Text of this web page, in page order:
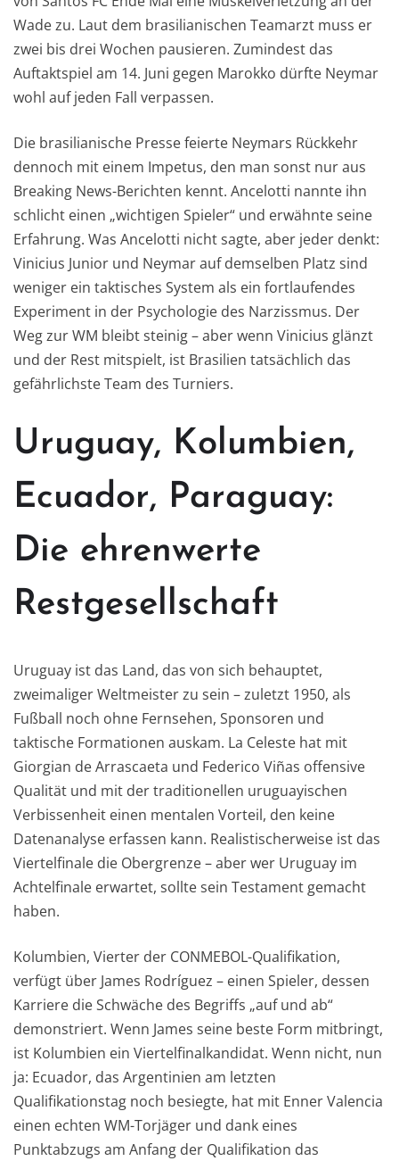
Wade zu. Laut dem brasilianischen Teamarzt muss er
zwei bis drei Wochen pausieren. Zumindest das
Auftaktspiel am 14. Juni gegen Marokko dürfte Neymar
wohl auf jeden Fall verpassen.
Die brasilianische Presse feierte Neymars Rückkehr
dennoch mit einem Impetus, den man sonst nur aus
Breaking News-Berichten kennt. Ancelotti nannte ihn
schlicht einen „wichtigen Spieler“ und erwähnte seine
Erfahrung. Was Ancelotti nicht sagte, aber jeder denkt:
Vinicius Junior und Neymar auf demselben Platz sind
weniger ein taktisches System als ein fortlaufendes
Experiment in der Psychologie des Narzissmus. Der
Weg zur WM bleibt steinig – aber wenn Vinicius glänzt
und der Rest mitspielt, ist Brasilien tatsächlich das
gefährlichste Team des Turniers.
Uruguay, Kolumbien,
Ecuador, Paraguay:
Die ehrenwerte
Restgesellschaft
Uruguay ist das Land, das von sich behauptet,
zweimaliger Weltmeister zu sein – zuletzt 1950, als
Fußball noch ohne Fernsehen, Sponsoren und
taktische Formationen auskam. La Celeste hat mit
Giorgian de Arrascaeta und Federico Viñas offensive
Qualität und mit der traditionellen uruguayischen
Verbissenheit einen mentalen Vorteil, den keine
Datenanalyse erfassen kann. Realistischerweise ist das
Viertelfinale die Obergrenze – aber wer Uruguay im
Achtelfinale erwartet, sollte sein Testament gemacht
haben.
Kolumbien, Vierter der CONMEBOL-Qualifikation,
verfügt über James Rodríguez – einen Spieler, dessen
Karriere die Schwäche des Begriffs „auf und ab“
demonstriert. Wenn James seine beste Form mitbringt,
ist Kolumbien ein Viertelfinalkandidat. Wenn nicht, nun
ja: Ecuador, das Argentinien am letzten
Qualifikationstag noch besiegte, hat mit Enner Valencia
einen echten WM-Torjäger und dank eines
Punktabzugs am Anfang der Qualifikation das